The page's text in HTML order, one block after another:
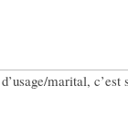
marital,